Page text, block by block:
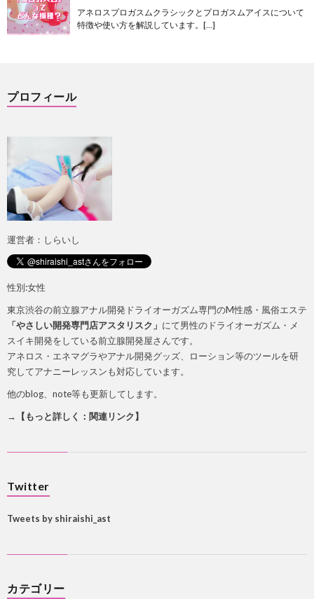
アネロスプロガスムクラシックとプロガスムアイスについて
特徴や使い方を解説しています。[…]
プロフィール
運営者：しらいし
性別:女性
東京渋谷の前立腺アナル開発ドライオーガズム専門のM性感・風俗エステ
「やさしい開発専門店アスタリスク」 にて男性のドライオーガズム・メ
スイキ開発をしている前立腺開発屋さんです。
アネロス・エネマグラやアナル開発グッズ、ローション等のツールを研
究してアナニーレッスンも対応しています。
他のblog、note等も更新してします。
→【もっと詳しく：関連リンク】
Twitter
Tweets by shiraishi_ast
カテゴリー